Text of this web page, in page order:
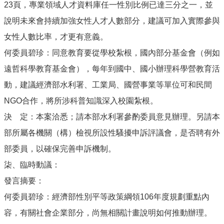
23頁，專業領域人才資料庫任一性別比例已達三分之一，並
說明未來會持續加強女性人才人數部分，建議可加入實際參與
女性人數比率，才更有意義。
何委員碧珍：同意教育要從學校紮根，國內部分基金會（例如
遠哲科學教育基金會），每年到國中、國小辦理科學營教育活
動，建議經濟部水利署、工業局、國營事業等單位可和民間
NGO合作，將所涉科普知識深入校園紮根。
決 定：本案洽悉；請本部水利署參酌委員意見辦理。另請本
部所屬各機關（構）檢視所設性騷擾申訴評議會，是否聘有外
部委員，以確保完善申訴機制。
柒、臨時動議：
發言摘要：
何委員碧珍：經濟部性別平等政策綱領106年度規劃重點內
容，有關社會企業部分，尚無相關計畫說明如何推動辦理。